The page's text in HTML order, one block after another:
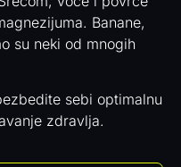
Banane,
su neki od mnogih
sebi optimalnu
zdravlja.